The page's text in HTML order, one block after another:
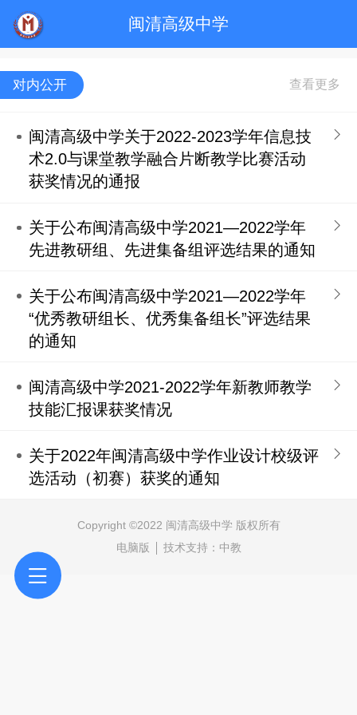
闽清高级中学
对内公开
闽清高级中学关于2022-2023学年信息技
术2.0与课堂教学融合片断教学比赛活动
获奖情况的通报
关于公布闽清高级中学2021—2022学年
先进教研组、先进集备组评选结果的通知
关于公布闽清高级中学2021—2022学年
“优秀教研组长、优秀集备组长”评选结果
的通知
闽清高级中学2021-2022学年新教师教学
技能汇报课获奖情况
关于2022年闽清高级中学作业设计校级评
选活动（初赛）获奖的通知
Copyright ©2022 闽清高级中学 版权所有
电脑版
技术支持： 中教